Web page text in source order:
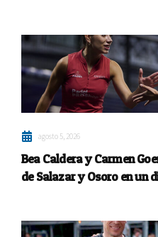
agosto 5, 2026
Bea Caldera y Carmen
de Salazar y Osoro en un